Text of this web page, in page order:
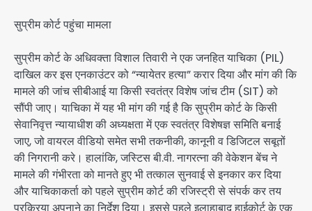
सुप्रीम कोर्ट पहुंचा मामला
सुप्रीम कोर्ट के अधिवक्ता विशाल तिवारी ने एक जनहित याचिका (PIL)
दाखिल कर इस एनकाउंटर को “न्यायेतर हत्या” करार दिया और मांग की कि
मामले की जांच सीबीआई या किसी स्वतंत्र विशेष जांच टीम (SIT) को
सौंपी जाए। याचिका में यह भी मांग की गई है कि सुप्रीम कोर्ट के किसी
सेवानिवृत्त न्यायाधीश की अध्यक्षता में एक स्वतंत्र विशेषज्ञ समिति बनाई
जाए, जो वायरल वीडियो समेत सभी तकनीकी, कानूनी व डिजिटल सबूतों
की निगरानी करे। हालांकि, जस्टिस बी.वी. नागरत्ना की वेकेशन बेंच ने
मामले की गंभीरता को मानते हुए भी तत्काल सुनवाई से इनकार कर दिया
और याचिकाकर्ता को पहले सुप्रीम कोर्ट की रजिस्ट्री से संपर्क कर तय
प्रक्रिया अपनाने का निर्देश दिया। इससे पहले इलाहाबाद हाईकोर्ट के एक